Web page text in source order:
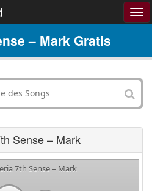
– Mark Gratis
Sense – Mark
7th Sense – Mark